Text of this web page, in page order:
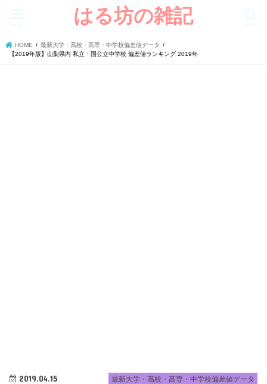
はる坊の雑記
HOME
最新大学・高校・高専・中学校偏差値データ
【2019年版】山梨県内 私立・国公立中学校 偏差値ランキング 2019年
最新大学・高校・高専・中学校偏差値データ
2019.04.15